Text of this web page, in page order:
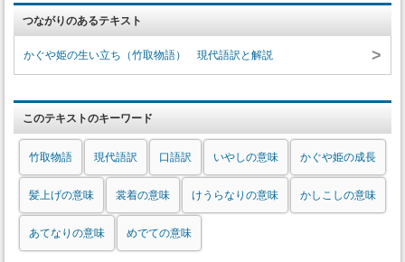
つながりのあるテキスト
かぐや姫の生い立ち（竹取物語） 現代語訳と解説 >
このテキストのキーワード
竹取物語 現代語訳 口語訳 いやしの意味 かぐや姫の成長
髪上げの意味 裳着の意味 けうらなりの意味 かしこしの意味
あてなりの意味 めでての意味